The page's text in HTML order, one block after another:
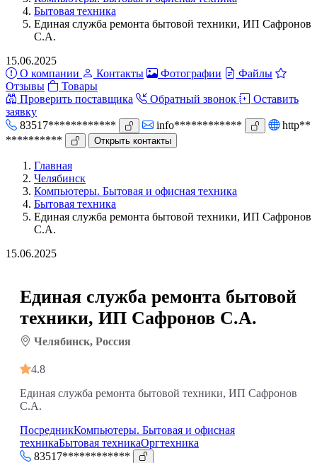
Бытовая техника
Единая служба ремонта бытовой техники, ИП Сафронов
С.А.
15.06.2025
О компании
Контакты Фотографии
Файлы
Отзывы
Товары
Проверить поставщика
Обратный звонок
Оставить
заявку
83517************
info************
http**
**********
Открыть контакты
Главная
Челябинск
Компьютеры. Бытовая и офисная техника
Бытовая техника
Единая служба ремонта бытовой техники, ИП Сафронов
С.А.
15.06.2025
Единая служба ремонта бытовой
техники, ИП Сафронов С.А.
Челябинск, Россия
4.8
Единая служба ремонта бытовой техники, ИП Сафронов
С.А.
ПосредникКомпьютеры. Бытовая и офисная
техникаБытовая техникаОргтехника
83517************